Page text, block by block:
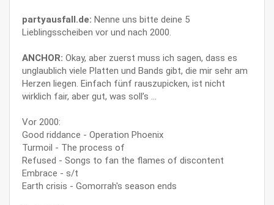
partyausfall.de: Nenne uns bitte deine 5
Lieblingsscheiben vor und nach 2000.
ANCHOR: Okay, aber zuerst muss ich sagen, dass es
unglaublich viele Platten und Bands gibt, die mir sehr am
Herzen liegen. Einfach fünf rauszupicken, ist nicht
wirklich fair, aber gut, was soll’s ...
Vor 2000:
Good riddance - Operation Phoenix
Turmoil - The process of
Refused - Songs to fan the flames of discontent
Embrace - s/t
Earth crisis - Gomorrah's season ends